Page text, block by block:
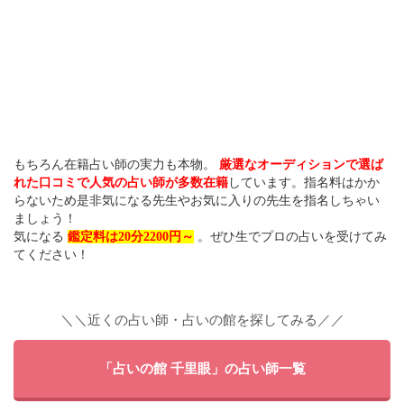
もちろん在籍占い師の実力も本物。
厳選なオーディションで選ば
れた口コミで人気の占い師が多数在籍 しています。指名料はかか
らないため是非気になる先生やお気に入りの先生を指名しちゃい
ましょう！
気になる 鑑定料は20分2200円～ 。ぜひ生でプロの占いを受けてみ
てください！
＼＼近くの占い師・占いの館を探してみる／／
「占いの館 千里眼」の占い師一覧